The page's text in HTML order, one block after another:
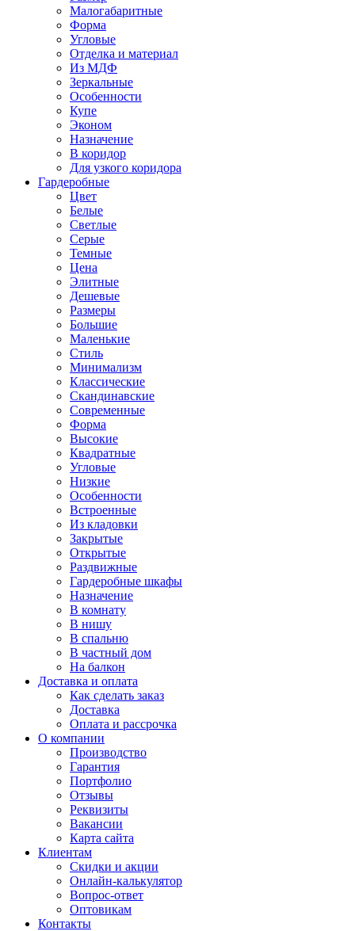
Малогабаритные
Форма
Угловые
Отделка и материал
Из МДФ
Зеркальные
Особенности
Купе
Эконом
Назначение
В коридор
Для узкого коридора
Гардеробные
Цвет
Белые
Светлые
Серые
Темные
Цена
Элитные
Дешевые
Размеры
Большие
Маленькие
Стиль
Минимализм
Классические
Скандинавские
Современные
Форма
Высокие
Квадратные
Угловые
Низкие
Особенности
Встроенные
Из кладовки
Закрытые
Открытые
Раздвижные
Гардеробные шкафы
Назначение
В комнату
В нишу
В спальню
В частный дом
На балкон
Доставка и оплата
Как сделать заказ
Доставка
Оплата и рассрочка
О компании
Производство
Гарантия
Портфолио
Отзывы
Реквизиты
Вакансии
Карта сайта
Клиентам
Скидки и акции
Онлайн-калькулятор
Вопрос-ответ
Оптовикам
Контакты